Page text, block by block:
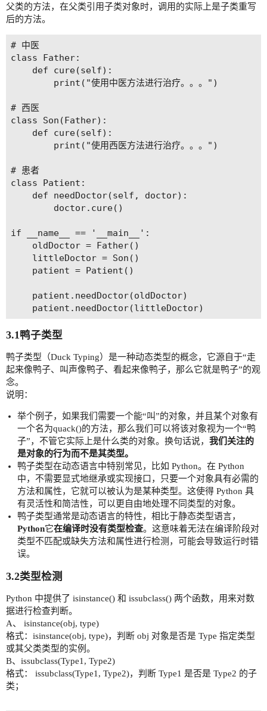
父类的方法，在父类引用子类对象时，调用的实际上是子类重写
后的方法。
# 中医
class Father:
    def cure(self):
        print("使用中医方法进行治疗。。。")
# 西医
class Son(Father):
    def cure(self):
        print("使用西医方法进行治疗。。。")
# 患者
class Patient:
    def needDoctor(self, doctor):
        doctor.cure()
if __name__ == '__main__':
    oldDoctor = Father()
    littleDoctor = Son()
    patient = Patient()
    patient.needDoctor(oldDoctor)
3.1鸭子类型
鸭子类型（Duck Typing）是一种动态类型的概念，它源自于“走
起来像鸭子、叫声像鸭子、看起来像鸭子，那么它就是鸭子”的观
念。
说明：
举个例子，如果我们需要一个能“叫”的对象，并且某个对象有
一个名为quack()的方法，那么我们可以将该对象视为一个“鸭
子”，不管它实际上是什么类的对象。换句话说， 我们关注的
是对象的行为而不是其类型。
鸭子类型在动态语言中特别常见，比如 Python。在 Python
中，不需要显式地继承或实现接口，只要一个对象具有必需的
方法和属性，它就可以被认为是某种类型。这使得 Python 具
有灵活性和简洁性，可以更自由地处理不同类型的对象。
鸭子类型通常是动态语言的特性，相比于静态类型语言，
Python它在编译时没有类型检查。这意味着无法在编译阶段对
类型不匹配或缺失方法和属性进行检测，可能会导致运行时错
误。
3.2类型检测
Python 中提供了 isinstance() 和 issubclass() 两个函数，用来对数
据进行检查判断。
A、 isinstance(obj, type)
格式：isinstance(obj, type)，判断 obj 对象是否是 Type 指定类型
或其父类类型的实例。
B、issubclass(Type1, Type2)
格式： issubclass(Type1, Type2)，判断 Type1 是否是 Type2 的子
类；